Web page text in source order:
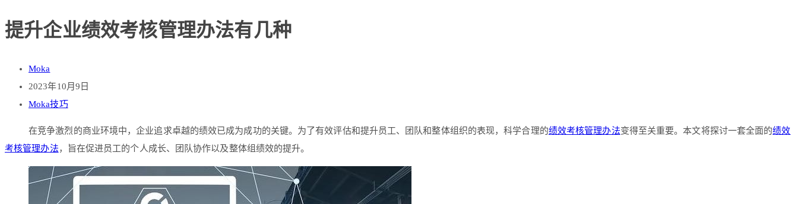
提升企业绩效考核管理办法有几种
Moka
2023年10月9日
Moka技巧
在竞争激烈的商业环境中，企业追求卓越的绩效已成为成功的关键。为了有效评估和提升员工、团队和整体组织的表现，科学合理的绩效考核管理办法变得至关重要。本文将探讨一套全面的绩效
考核管理办法，旨在促进员工的个人成长、团队协作以及整体组绩效的提升。